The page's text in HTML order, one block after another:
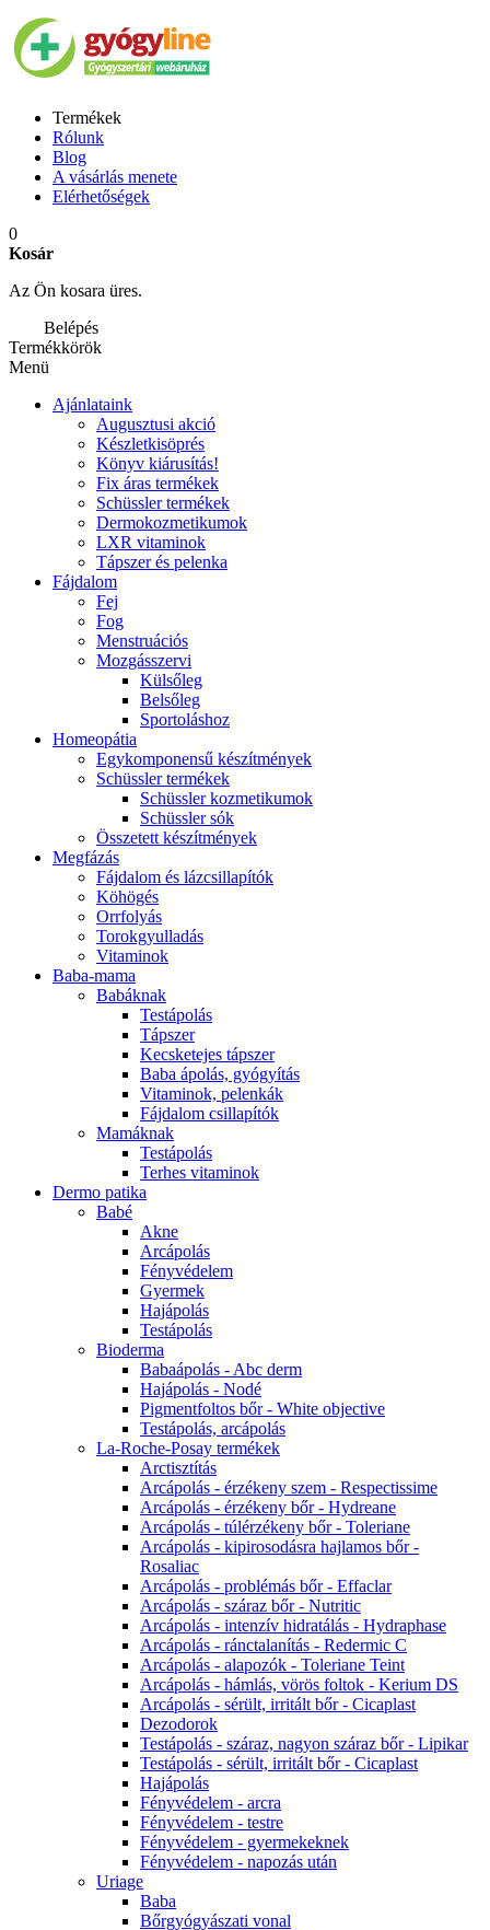
Termékek
Rólunk
Blog
A vásárlás menete
Elérhetőségek
0
Kosár
Az Ön kosara üres.
Belépés
Termékkörök
Menü
Ajánlataink
Augusztusi akció
Készletkisöprés
Könyv kiárusítás!
Fix áras termékek
Schüssler termékek
Dermokozmetikumok
LXR vitaminok
Tápszer és pelenka
Fájdalom
Fej
Fog
Menstruációs
Mozgásszervi
Külsőleg
Belsőleg
Sportoláshoz
Homeopátia
Egykomponensű készítmények
Schüssler termékek
Schüssler kozmetikumok
Schüssler sók
Összetett készítmények
Megfázás
Fájdalom és lázcsillapítók
Köhögés
Orrfolyás
Torokgyulladás
Vitaminok
Baba-mama
Babáknak
Testápolás
Tápszer
Kecsketejes tápszer
Baba ápolás, gyógyítás
Vitaminok, pelenkák
Fájdalom csillapítók
Mamáknak
Testápolás
Terhes vitaminok
Dermo patika
Babé
Akne
Arcápolás
Fényvédelem
Gyermek
Hajápolás
Testápolás
Bioderma
Babaápolás - Abc derm
Hajápolás - Nodé
Pigmentfoltos bőr - White objective
Testápolás, arcápolás
La-Roche-Posay termékek
Arctisztítás
Arcápolás - érzékeny szem - Respectissime
Arcápolás - érzékeny bőr - Hydreane
Arcápolás - túlérzékeny bőr - Toleriane
Arcápolás - kipirosodásra hajlamos bőr -
Rosaliac
Arcápolás - problémás bőr - Effaclar
Arcápolás - száraz bőr - Nutritic
Arcápolás - intenzív hidratálás - Hydraphase
Arcápolás - ránctalanítás - Redermic C
Arcápolás - alapozók - Toleriane Teint
Arcápolás - hámlás, vörös foltok - Kerium DS
Arcápolás - sérült, irritált bőr - Cicaplast
Dezodorok
Testápolás - száraz, nagyon száraz bőr - Lipikar
Testápolás - sérült, irritált bőr - Cicaplast
Hajápolás
Fényvédelem - arcra
Fényvédelem - testre
Fényvédelem - gyermekeknek
Fényvédelem - napozás után
Uriage
Baba
Bőrgyógyászati vonal